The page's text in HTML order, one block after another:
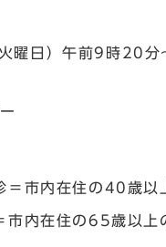
曜日）午前9時20分
＝市内在住の40歳以
市内在住の65歳以上